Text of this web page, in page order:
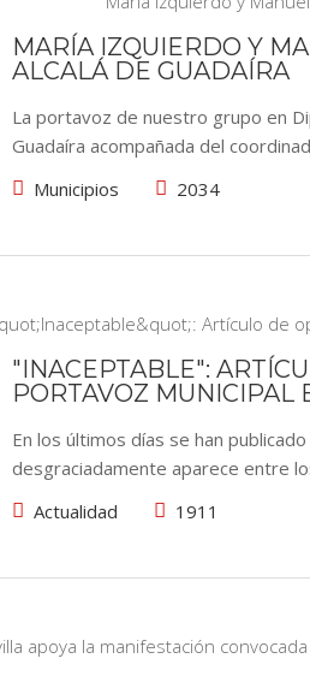
MARÍA IZQUIERDO Y
ALCALÁ DE GUADAÍRA
La portavoz de nuestro grupo en
Guadaíra acompañada del
Municipios
2034
"INACEPTABLE":
PORTAVOZ MUNICIPAL
En los últimos días se han
desgraciadamente aparece entre
Actualidad
1911